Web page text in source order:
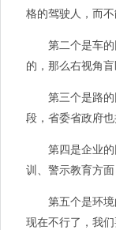
格的驾驶人，而
第二个是车的因
的，那么右视角
第三个是路的因
段，省委省政府
第四是企业的因
训、警示教育方面
第五个是环境的
现在不行了，我